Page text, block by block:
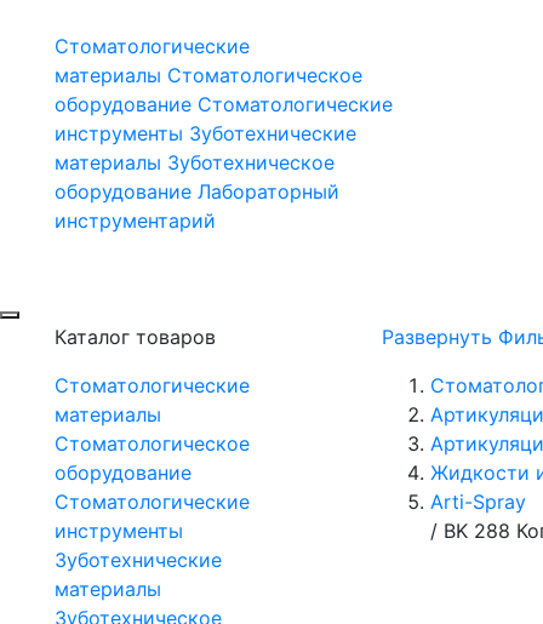
Стоматологические
материалы Стоматологическое
оборудование Стоматологические
инструменты Зуботехнические
материалы Зуботехническое
оборудование Лабораторный
инструментарий
Каталог товаров
Стоматологические
материалы
Стоматологическое
оборудование
Стоматологические
инструменты
Зуботехнические
материалы
Зуботехническое
Развернуть
Жидкости
Arti-Spray
/ BK 288